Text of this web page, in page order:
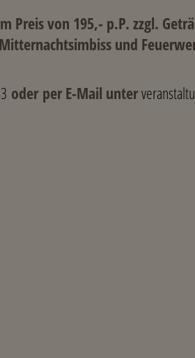
Preis von 195,- p.P. zzgl.
Mitternachtsimbiss und
oder per E-Mail unter